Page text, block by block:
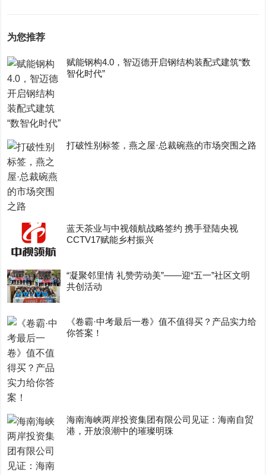
为您推荐
赋能钢构4.0，智迈德开启钢结构装配式建筑“数
智化时代”
打破性别标签，燕之屋·总裁碗燕的市场突围之路
蓝天茶业与中视领航战略签约 携手登陆央视
CCTV17赋能乡村振兴
“凝聚邻里情 礼赞劳动美”——迎“五一”社区文明
共创活动
《卷霸·中考最后一卷》值不值得买？产品实力给
你答案！
海南海峡两岸投资集团有限公司见证：海南自贸
港，开放浪潮中的璀璨明珠